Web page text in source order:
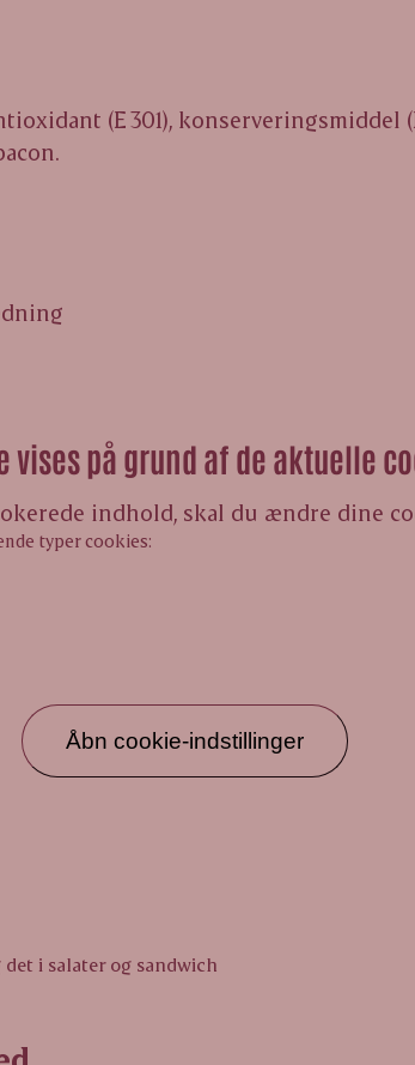
(E 301), konserveringsmiddel
vises på grund af de aktuelle
indhold, skal du ændre dine
typer cookies:
Åbn cookie-indstillinger
i salater og sandwich